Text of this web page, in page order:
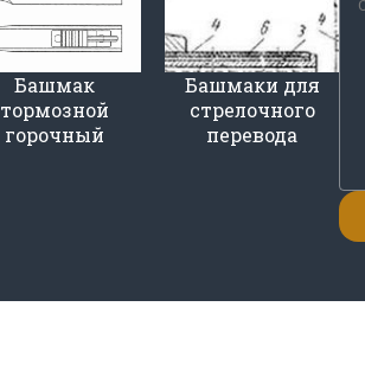
Башмак
тормозной
горочный
Башмаки для
стрелочного
перевода